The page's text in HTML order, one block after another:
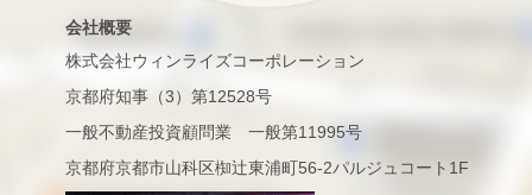
会社概要
株式会社ウィンライズコーポレーション
京都府知事（3）第12528号
一般不動産投資顧問業 一般第11995号
京都府京都市山科区椥辻東浦町56-2パルジュコート1F